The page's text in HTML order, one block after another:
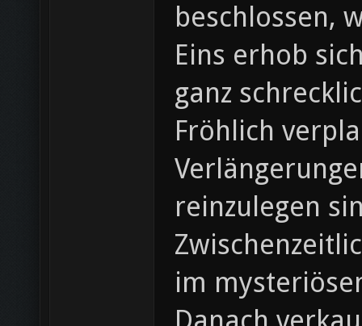
beschlossen,
Eins erhob
ganz
Fröhlich
reinzulegen
im